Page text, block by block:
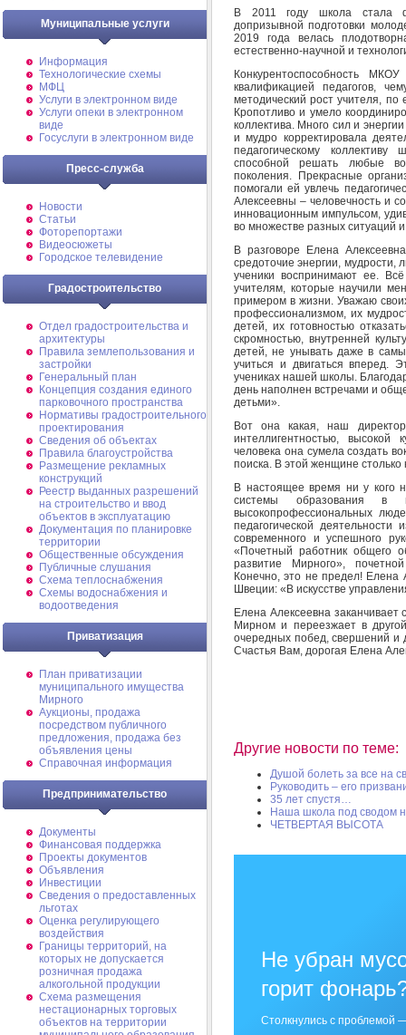
Муниципальные услуги
Информация
Технологические схемы
МФЦ
Услуги в электронном виде
Услуги опеки в электронном
виде
Госуслуги в электронном виде
Пресс-служба
Новости
Статьи
Фоторепортажи
Видеосюжеты
Городское телевидение
Градостроительство
Отдел градостроительства и
архитектуры
Правила землепользования и
застройки
Генеральный план
Концепция создания единого
парковочного пространства
Нормативы градостроительного
проектирования
Сведения об объектах
Правила благоустройства
Размещение рекламных
конструкций
Реестр выданных разрешений
на строительство и ввод
объектов в эксплуатацию
Документация по планировке
территории
Общественные обсуждения
Публичные слушания
Схема теплоснабжения
Схемы водоснабжения и
водоотведения
Приватизация
План приватизации
муниципального имущества
Мирного
Аукционы, продажа
посредством публичного
предложения, продажа без
объявления цены
Справочная информация
Предпринимательство
Документы
Финансовая поддержка
Проекты документов
Объявления
Инвестиции
Сведения о предоставленных
льготах
Оценка регулирующего
воздействия
Границы территорий, на
которых не допускается
розничная продажа
алкогольной продукции
Схема размещения
нестационарных торговых
объектов на территории
В 2011 году школа стала
допризывной подготовки
2019 года велась
естественно-научной и
Конкурентоспособность
квалификацией педагогов,
методический рост учителя,
Кропотливо и умело
коллектива. Много сил и
и мудро корректировала
педагогическому
способной решать любые
поколения. Прекрасные
помогали ей увлечь
Алексеевны – человечность и
инновационным импульсом,
во множестве разных ситуаций и
В разговоре Елена
средоточие энергии, мудрости,
ученики воспринимают ее.
учителям, которые научили
примером в жизни. Уважаю
профессионализмом, их
детей, их готовностью
скромностью, внутренней
детей, не унывать даже в
учиться и двигаться
учениках нашей школы.
день наполнен встречами и
детьми».
Вот она какая, наш
интеллигентностью,
человека она сумела создать
поиска. В этой женщине
В настоящее время ни у кого
системы образования в
высокопрофессиональных
педагогической
современного и успешного
«Почетный работник общего
развитие Мирного»,
Конечно, это не предел! Елена
Швеции: «В искусстве
Елена Алексеевна заканчивает
Мирном и переезжает в
очередных побед, свершений и
Счастья Вам, дорогая Елена
Другие новости по теме:
Душой болеть за все на
Руководить – его
35 лет спустя…
Наша школа под сводом
ЧЕТВЕРТАЯ ВЫСОТА
Не убран
горит
Столкнулись с проблемой